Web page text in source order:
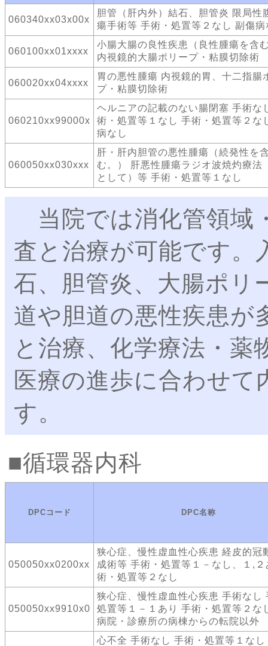
060340xx03x00x
胆管（肝内外）結石、胆管炎 限局性
瘍手術等 手術・処置等２なし 副傷病
060100xx01xxxx
小腸大腸の良性疾患（良性腫瘍を含
内視鏡的大腸ポリープ・粘膜切除術
060020xx04xxxx
胃の悪性腫瘍 内視鏡的胃、十二指腸
プ・粘膜切除術
060210xx99000x
ヘルニアの記載のない腸閉塞 手術な
術・処置等１なし 手術・処置等２な
病なし
060050xx030xxx
肝・肝内胆管の悪性腫瘍（続発性を
む。） 肝悪性腫瘍ラジオ波焼灼療法
として）等 手術・処置等１なし
当院では消化管領域
査と治療が可能です。
石、胆管炎、大腸ポリ
道や胆道の悪性疾患が
と治療、化学療法・薬
医療の進歩に合わせ
す。
循環器内科
DPCコード DPC名称
050050xx0200xx
狭心症、慢性虚血性心疾患 経皮的冠
成術等 手術・処置等１－なし、１,
術・処置等２なし
050050xx9910x0
狭心症、慢性虚血性心疾患 手術なし
処置等１－１あり 手術・処置等２な
病院・診療所の病棟からの転院以外
心不全 手術なし 手術・処置等１なし